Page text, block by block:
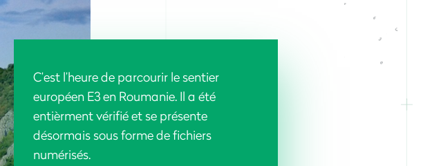
C’est l’heure de parcourir le sentier
européen E3 en Roumanie. Il a été
entièrment vérifié et se présente
désormais sous forme de fichiers
numérisés.